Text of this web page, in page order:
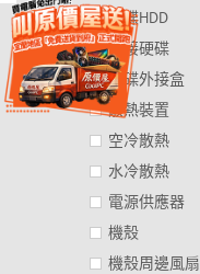
硬碟HDD
外接硬碟
硬碟外接盒
散熱裝置
空冷散熱
水冷散熱
電源供應器
機殼
機殼周邊風扇